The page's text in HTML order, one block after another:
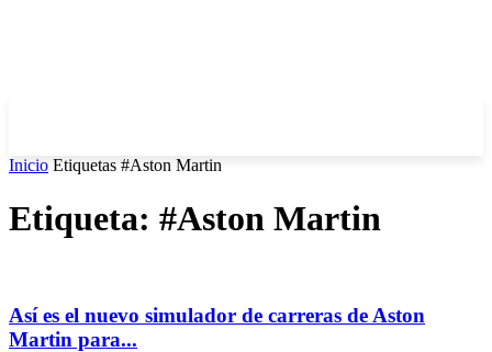
Inicio Etiquetas #Aston Martin
Etiqueta: #Aston Martin
Así es el nuevo simulador de carreras de Aston
Martin para...